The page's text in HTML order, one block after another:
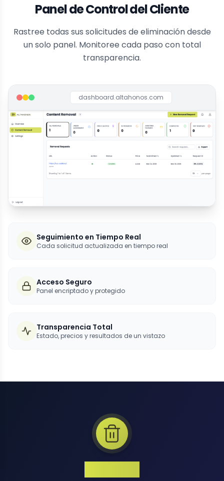
Panel de Control del Cliente
Rastree todas sus solicitudes de eliminación desde
un solo panel. Monitoree cada paso con total
transparencia.
dashboard.altahonos.com
Seguimiento en Tiempo Real
Cada solicitud actualizada en tiempo real
Acceso Seguro
Panel encriptado y protegido
Transparencia Total
Estado, precios y resultados de un vistazo